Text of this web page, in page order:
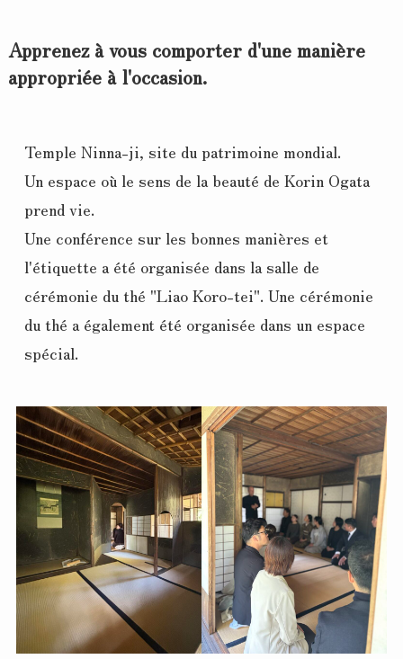
Apprenez à vous comporter d'une manière
appropriée à l'occasion.
Temple Ninna-ji, site du patrimoine mondial.
Un espace où le sens de la beauté de Korin Ogata
prend vie.
Une conférence sur les bonnes manières et
l'étiquette a été organisée dans la salle de
cérémonie du thé "Liao Koro-tei". Une cérémonie
du thé a également été organisée dans un espace
spécial.